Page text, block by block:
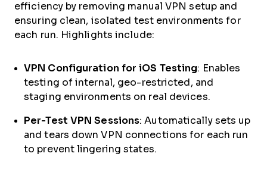
efficiency by removing manual VPN setup and
ensuring clean, isolated test environments for
each run. Highlights include:
VPN Configuration for iOS Testing: Enables
testing of internal, geo-restricted, and
staging environments on real devices.
Per-Test VPN Sessions: Automatically sets up
and tears down VPN connections for each run
to prevent lingering states.